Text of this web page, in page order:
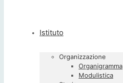
Istituto
Organizzazione
Organigramma
Modulistica